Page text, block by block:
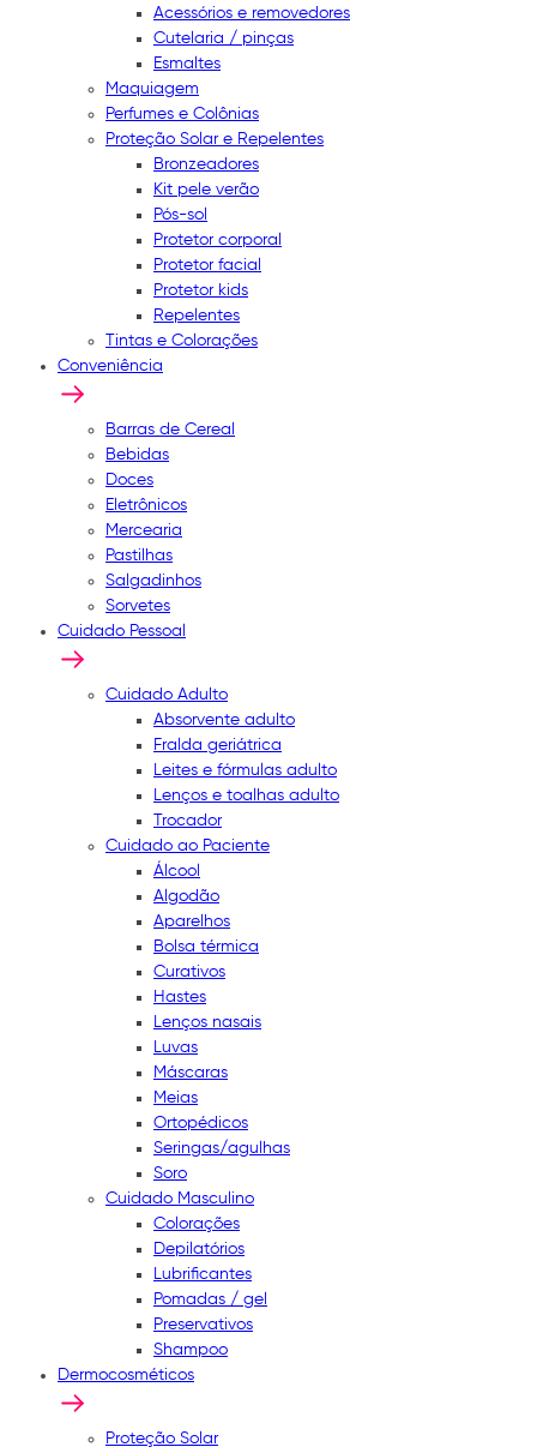
Acessórios e removedores
Cutelaria / pinças
Esmaltes
Maquiagem
Perfumes e Colônias
Proteção Solar e Repelentes
Bronzeadores
Kit pele verão
Pós-sol
Protetor corporal
Protetor facial
Protetor kids
Repelentes
Tintas e Colorações
Conveniência
Barras de Cereal
Bebidas
Doces
Eletrônicos
Mercearia
Pastilhas
Salgadinhos
Sorvetes
Cuidado Pessoal
Cuidado Adulto
Absorvente adulto
Fralda geriátrica
Leites e fórmulas adulto
Lenços e toalhas adulto
Trocador
Cuidado ao Paciente
Álcool
Algodão
Aparelhos
Bolsa térmica
Curativos
Hastes
Lenços nasais
Luvas
Máscaras
Meias
Ortopédicos
Seringas/agulhas
Soro
Cuidado Masculino
Colorações
Depilatórios
Lubrificantes
Pomadas / gel
Preservativos
Shampoo
Dermocosméticos
Proteção Solar